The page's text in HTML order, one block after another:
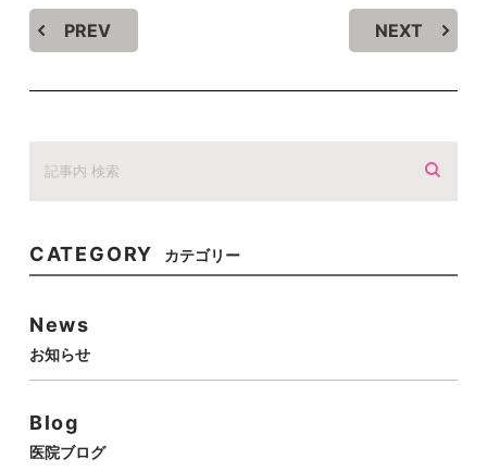
PREV NEXT
CATEGORY カテゴリー
News
お知らせ
Blog
医院ブログ